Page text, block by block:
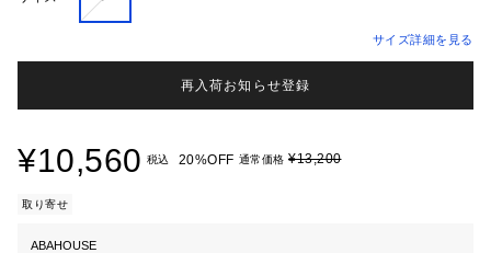
サイズ詳細を見る
再入荷お知らせ登録
¥10,560 税込 20%OFF 通常価格 ¥13,200
取り寄せ
ABAHOUSE